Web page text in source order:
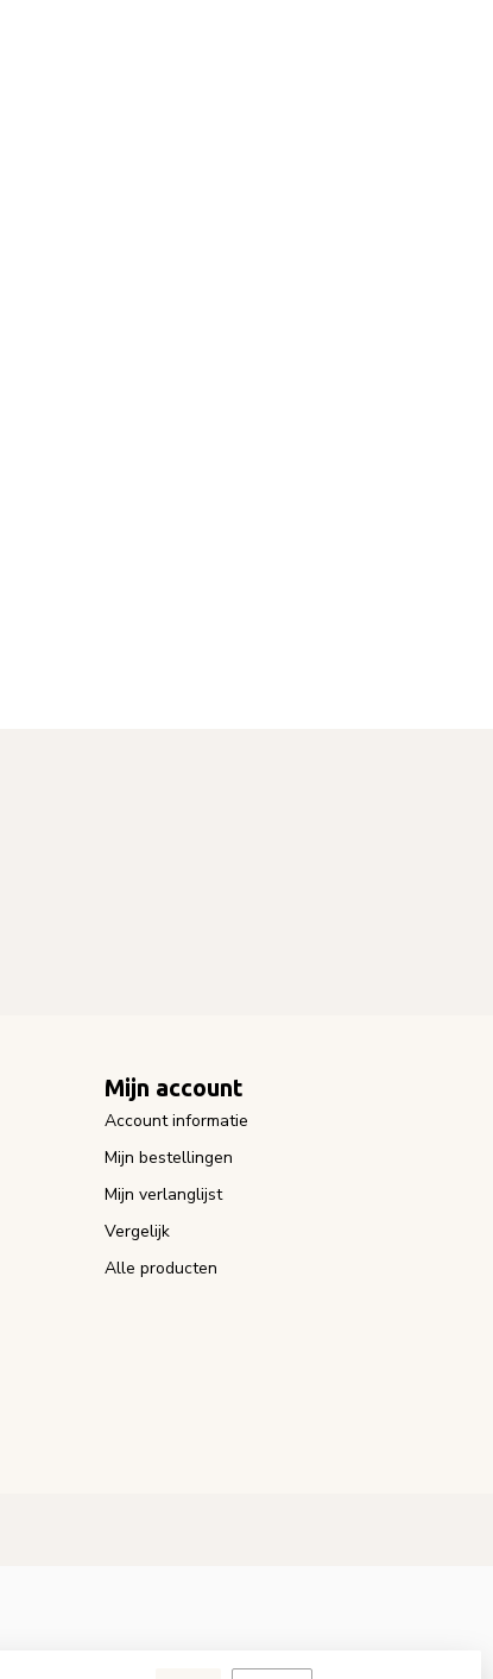
Mijn account
Account informatie
Mijn bestellingen
Mijn verlanglijst
Vergelijk
Alle producten